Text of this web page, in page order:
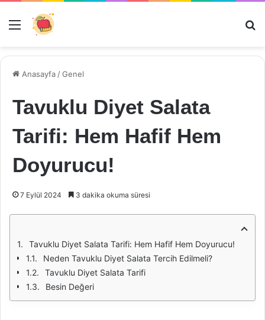
Menü
Anasayfa /Genel
Tavuklu Diyet Salata
Tarifi: Hem Hafif Hem
Doyurucu!
7 Eylül 2024 3 dakika okuma süresi
Tavuklu Diyet Salata Tarifi: Hem Hafif Hem Doyurucu!
Neden Tavuklu Diyet Salata Tercih Edilmeli?
Tavuklu Diyet Salata Tarifi
Besin Değeri